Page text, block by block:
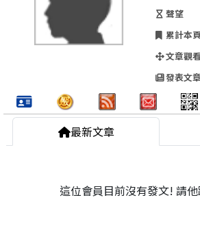
聲望
累計本
文章觀看
發表文
最新文章
這位會員目前沒有發文! 請